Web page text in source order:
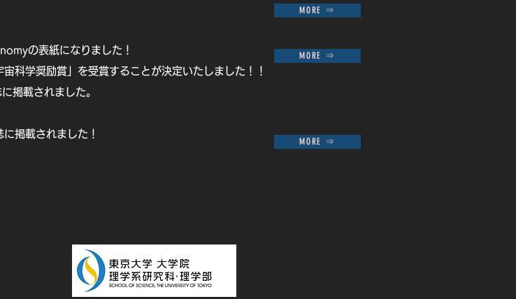
の表紙になりました！
科学奨励賞」を受賞することが決定いたしました！！
掲載されました。
掲載されました！
MORE ⇒
MORE ⇒
MORE ⇒